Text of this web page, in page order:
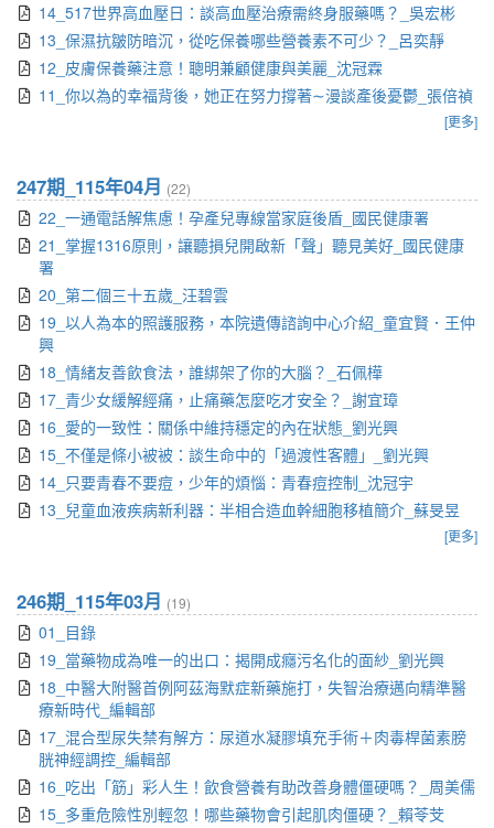
14_517世界高血壓日：談高血壓治療需終身服藥嗎？_吳宏彬
13_保濕抗皺防暗沉，從吃保養哪些營養素不可少？_呂奕靜
12_皮膚保養藥注意！聰明兼顧健康與美麗_沈冠霖
11_你以為的幸福背後，她正在努力撐著∼漫談產後憂鬱_張倍禎
[更多]
247期_115年04月 (22)
22_一通電話解焦慮！孕產兒專線當家庭後盾_國民健康署
21_掌握1316原則，讓聽損兒開啟新「聲」聽見美好_國民健康
署
20_第二個三十五歲_汪碧雲
19_以人為本的照護服務，本院遺傳諮詢中心介紹_童宜賢．王仲
興
18_情緒友善飲食法，誰綁架了你的大腦？_石佩樺
17_青少女緩解經痛，止痛藥怎麼吃才安全？_謝宜璋
16_愛的一致性：關係中維持穩定的內在狀態_劉光興
15_不僅是條小被被：談生命中的「過渡性客體」_劉光興
14_只要青春不要痘，少年的煩惱：青春痘控制_沈冠宇
13_兒童血液疾病新利器：半相合造血幹細胞移植簡介_蘇旻昱
[更多]
246期_115年03月 (19)
01_目錄
19_當藥物成為唯一的出口：揭開成癮污名化的面紗_劉光興
18_中醫大附醫首例阿茲海默症新藥施打，失智治療邁向精準醫
療新時代_編輯部
17_混合型尿失禁有解方：尿道水凝膠填充手術＋肉毒桿菌素膀
胱神經調控_編輯部
16_吃出「筋」彩人生！飲食營養有助改善身體僵硬嗎？_周美儒
15_多重危險性別輕忽！哪些藥物會引起肌肉僵硬？_賴苓芠